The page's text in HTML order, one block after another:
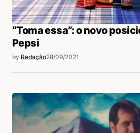
“Toma essa”: o novo
Pepsi
by Redação28/09/2021